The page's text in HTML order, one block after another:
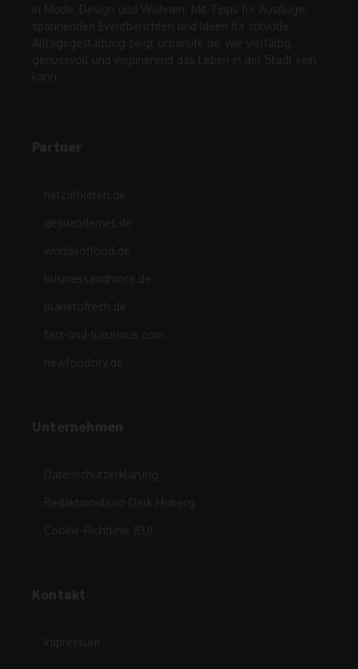
in Mode, Design und Wohnen. Mit Tipps für Ausflüge,
spannenden Eventberichten und Ideen für stilvolle
Alltagsgestaltung zeigt Urbanlife.de, wie vielfältig,
genussvoll und inspirierend das Leben in der Stadt sein
kann.
Partner
netzathleten.de
gesuendernet.de
worldsoffood.de
businessandmore.de
planetoftech.de
fast-and-luxurious.com
newfoodcity.de
Unternehmen
Datenschutzerklärung
Redaktionsbüro Derk Hoberg
Cookie-Richtlinie (EU)
Kontakt
Impressum